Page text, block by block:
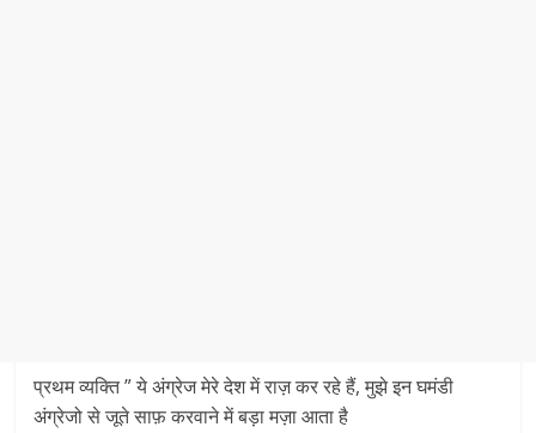
प्रथम व्यक्ति ” ये अंग्रेज मेरे देश में राज़ कर रहे हैं, मुझे इन घमंडी
अंग्रेजो से जूते साफ़ करवाने में बड़ा मज़ा आता है